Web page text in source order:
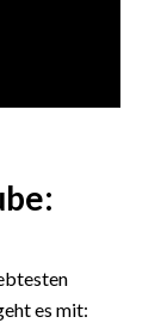
es mit: